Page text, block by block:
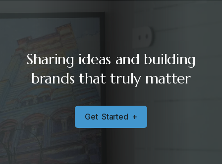
Sharing ideas and building
brands that truly matter
Get Started +